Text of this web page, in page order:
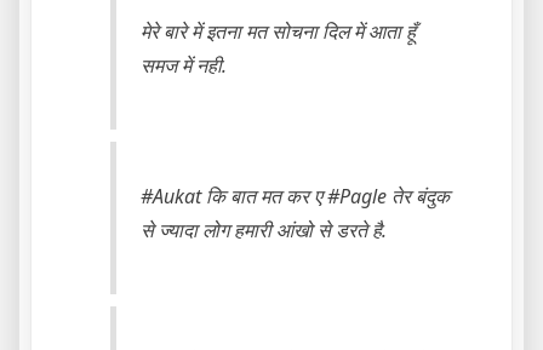
मेरे बारे में इतना मत सोचना दिल में आता हूँ
समज में नही.
#Aukat कि बात मत कर ए #Pagle तेर बंदुक
से ज्यादा लोग हमारी आंखो से डरते है.